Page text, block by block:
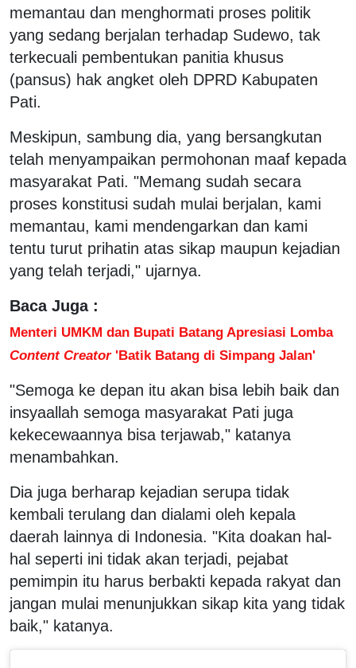
memantau dan menghormati proses politik
yang sedang berjalan terhadap Sudewo, tak
terkecuali pembentukan panitia khusus
(pansus) hak angket oleh DPRD Kabupaten
Pati.
Meskipun, sambung dia, yang bersangkutan
telah menyampaikan permohonan maaf kepada
masyarakat Pati. "Memang sudah secara
proses konstitusi sudah mulai berjalan, kami
memantau, kami mendengarkan dan kami
tentu turut prihatin atas sikap maupun kejadian
yang telah terjadi," ujarnya.
Baca Juga :
Menteri UMKM dan Bupati Batang Apresiasi Lomba
Content Creator'Batik Batang di Simpang Jalan'
"Semoga ke depan itu akan bisa lebih baik dan
insyaallah semoga masyarakat Pati juga
kekecewaannya bisa terjawab," katanya
menambahkan.
Dia juga berharap kejadian serupa tidak
kembali terulang dan dialami oleh kepala
daerah lainnya di Indonesia. "Kita doakan hal-
hal seperti ini tidak akan terjadi, pejabat
pemimpin itu harus berbakti kepada rakyat dan
jangan mulai menunjukkan sikap kita yang tidak
baik," katanya.